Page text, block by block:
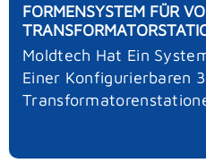
FORMENSYSTEM FÜR
Moldtech Hat Ein
Einer Konfigurierbaren